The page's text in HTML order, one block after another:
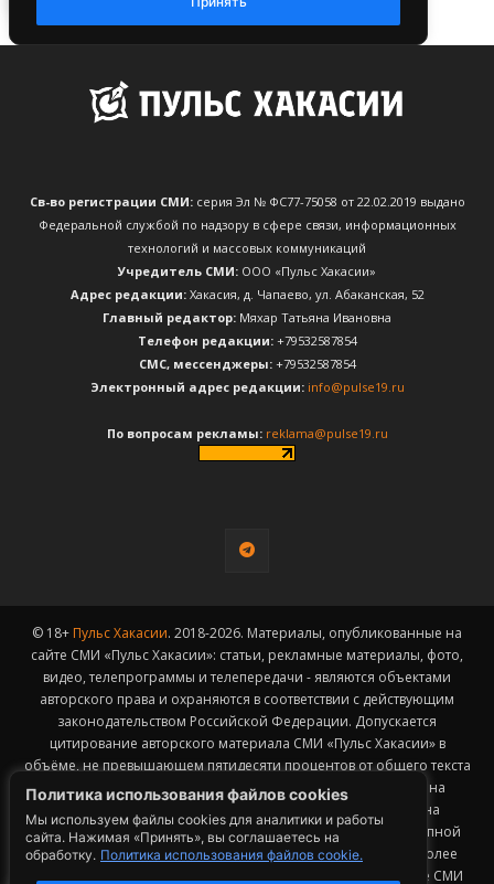
Политика использования файлов cookies
Мы используем файлы cookies для аналитики и работы
сайта. Нажимая «Принять», вы соглашаетесь на
обработку. Политика использования файлов cookie.
Св-во регистрации СМИ:серия Эл № ФС77-75058 от 22.02.2019 выдано
Федеральной службой по надзору в сфере связи, информационных
технологий и массовых коммуникаций
Учредитель СМИ: ООО «Пульс Хакасии»
Адрес редакции:Хакасия, д. Чапаево, ул. Абаканская, 52
Главный редактор: Мяхар Татьяна Ивановна
Телефон редакции:+79532587854
CМС, мессенджеры:+79532587854
Электронный адрес редакции: info@pulse19.ru
По вопросам рекламы: reklama@pulse19.ru
© 18+ Пульс Хакасии. 2018-2026. Материалы, опубликованные на
сайте СМИ «Пульс Хакасии»: статьи, рекламные материалы, фото,
видео, телепрограммы и телепередачи - являются объектами
авторского права и охраняются в соответствии с действующим
законодательством Российской Федерации. Допускается
цитирование авторского материала СМИ «Пульс Хакасии» в
объёме, не превышающем пятидесяти процентов от общего текста
публикации с обязательным размещением гиперссылки на
страницу заимствования материала. Гиперссылка должна
размещаться в тексте цитируемого материала и быть доступной
для индексации поисковыми системами. Заимствование более
50% общего объема материала, опубликованного на сайте СМИ